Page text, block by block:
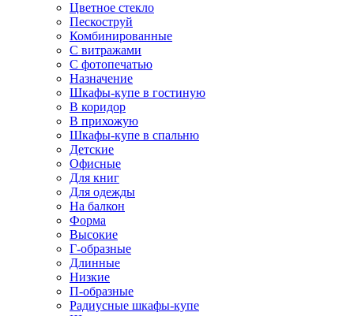
Цветное стекло
Пескоструй
Комбинированные
С витражами
С фотопечатью
Назначение
Шкафы-купе в гостиную
В коридор
В прихожую
Шкафы-купе в спальню
Детские
Офисные
Для книг
Для одежды
На балкон
Форма
Высокие
Г-образные
Длинные
Низкие
П-образные
Радиусные шкафы-купе